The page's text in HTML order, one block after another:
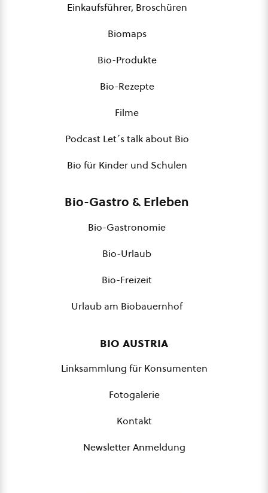
Einkaufsführer, Broschüren
Biomaps
Bio-Produkte
Bio-Rezepte
Filme
Podcast Let´s talk about Bio
Bio für Kinder und Schulen
Bio-Gastro & Erleben
Bio-Gastronomie
Bio-Urlaub
Bio-Freizeit
Urlaub am Biobauernhof
bio austria
Linksammlung für Konsumenten
Fotogalerie
Kontakt
Newsletter Anmeldung